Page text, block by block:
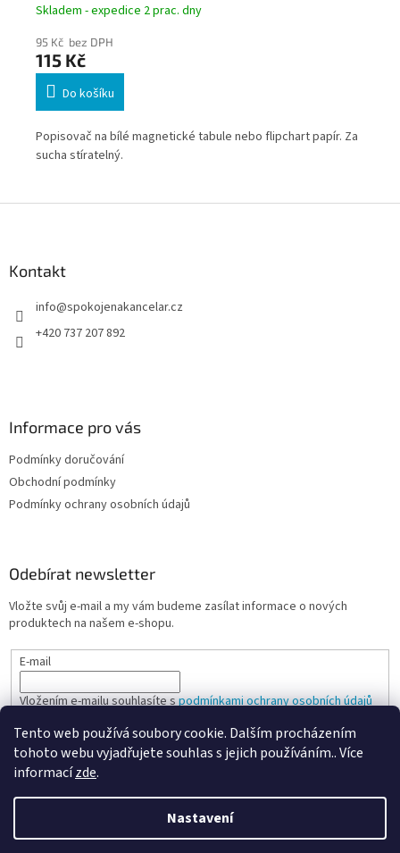
Tento web používá soubory cookie. Dalším procházením
tohoto webu vyjadřujete souhlas s jejich používáním.. Více
informacízde.
Nastavení
Skladem - expedice 2 prac. dny
95 Kč bez DPH
115 Kč
Do košíku
Popisovač na bílé magnetické tabule nebo flipchart papír. Za
sucha stíratelný.
Kontakt
info@spokojenakancelar.cz
+420 737 207 892
Informace pro vás
Podmínky doručování
Obchodní podmínky
Podmínky ochrany osobních údajů
Odebírat newsletter
Vložte svůj e-mail a my vám budeme zasílat informace o nových
produktech na našem e-shopu.
E-mail
Vložením e-mailu souhlasíte spodmínkami ochrany osobních údajů
PŘIHLÁSIT SE
Vytvořil Shoptet